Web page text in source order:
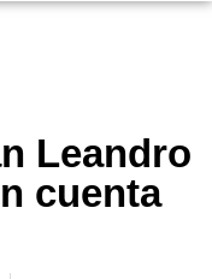
Leandro
cuenta